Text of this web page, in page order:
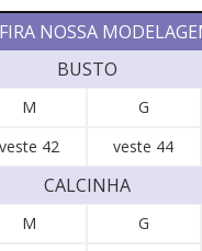
NOSSA
BUSTO
M G
veste 42 veste 44
CALCINHA
M G